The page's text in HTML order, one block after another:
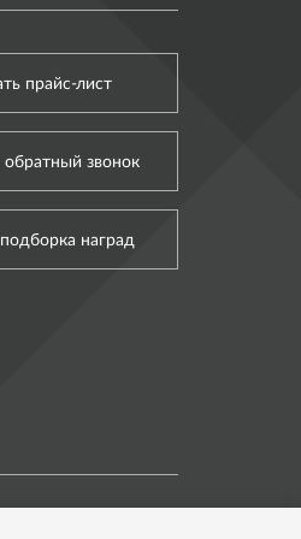
прайс-лист
обратный звонок
наград